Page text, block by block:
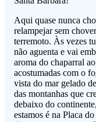
Aqui quase nunca
relampejar sem
terremoto. Às vezes
não aguenta e vai
aroma do chaparral
acostumadas com o
vista do mar gelado
das montanhas que
debaixo do
estamos é na Placa